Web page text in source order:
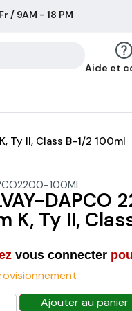
/ 9AM - 18 PM
Aide et
Ty II, Class B-1/2 100ml
100ML
DAPCO
K, Ty II,
vous connecter
Ajouter au panier